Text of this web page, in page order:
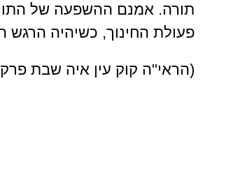
תורה. אמנם ההשפעה של
פעולת החינוך, כשיהיה הרגש
(הראי"ה קוק עין איה שבת